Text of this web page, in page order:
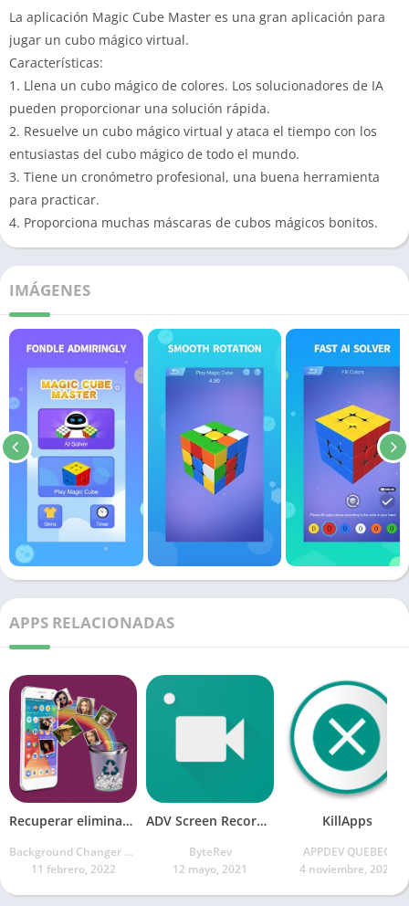
La aplicación Magic Cube Master es una gran aplicación para
jugar un cubo mágico virtual.
Características:
1. Llena un cubo mágico de colores. Los solucionadores de IA
pueden proporcionar una solución rápida.
2. Resuelve un cubo mágico virtual y ataca el tiempo con los
entusiastas del cubo mágico de todo el mundo.
3. Tiene un cronómetro profesional, una buena herramienta
para practicar.
4. Proporciona muchas máscaras de cubos mágicos bonitos.
IMÁGENES
APPS RELACIONADAS
Recuperar eliminado
Background Changer Eraser & Booth Photo Editor
11 febrero, 2022
ADV Screen Recorder
ByteRev
12 mayo, 2021
KillApps
APPDEV QUEBEC
4 noviembre, 2021